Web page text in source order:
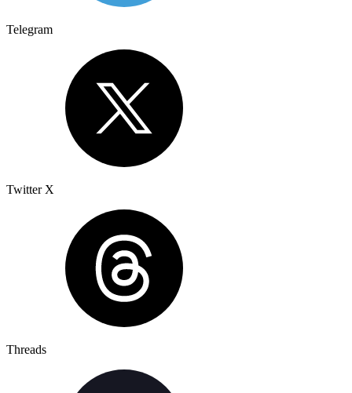
Telegram
Twitter X
Threads